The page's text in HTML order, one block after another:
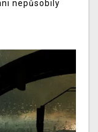
nepůsobily